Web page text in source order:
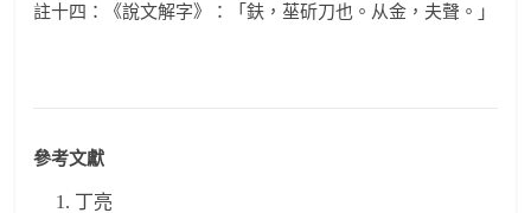
註十四：《說文解字》：「鈇，莝斫刀也。从金，夫聲。」
參考文獻
丁亮